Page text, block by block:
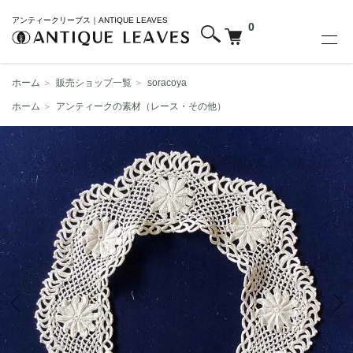
アンティークリーブス｜ANTIQUE LEAVES
0
ホーム ＞ 販売ショップ一覧 ＞ soracoya
ホーム ＞ アンティークの素材（レース・その他）